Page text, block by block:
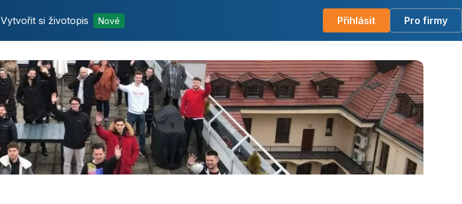
Vytvořit si životopis Nové Přihlásit Pro firmy